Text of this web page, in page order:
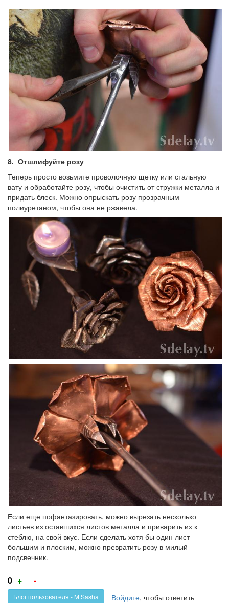
8. Отшлифуйте розу
Теперь просто возьмите проволочную щетку или стальную
вату и обработайте розу, чтобы очистить от стружки металла и
придать блеск. Можно опрыскать розу прозрачным
полиуретаном, чтобы она не ржавела.
Если еще пофантазировать, можно вырезать несколько
листьев из оставшихся листов металла и приварить их к
стеблю, на свой вкус. Если сделать хотя бы один лист
большим и плоским, можно превратить розу в милый
подсвечник.
0 +
за!
-
против!
Блог пользователя - M.Sasha Войдите, чтобы ответить